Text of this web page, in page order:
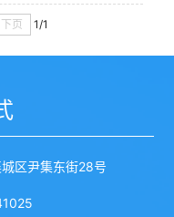
下页 1/1
区尹集东街28号